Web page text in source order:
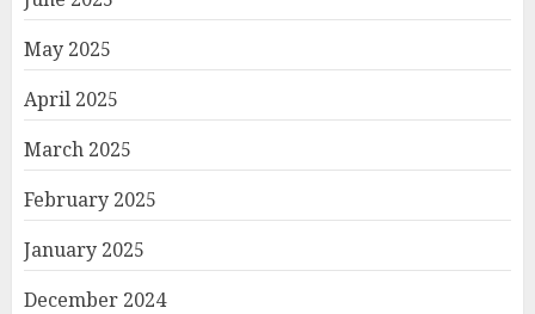
May 2025
April 2025
March 2025
February 2025
January 2025
December 2024